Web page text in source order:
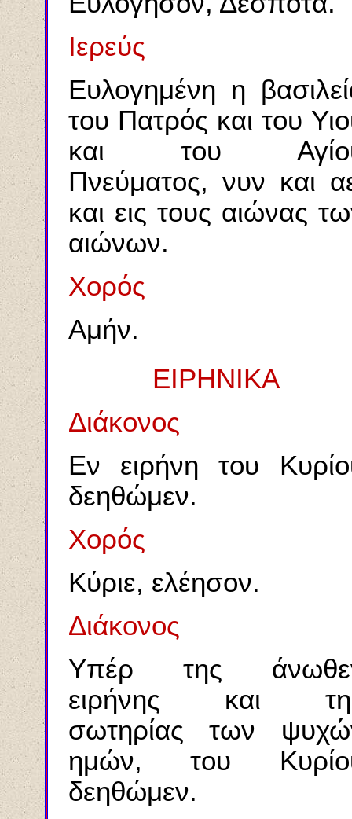
Ιερεύς
Ευλογημένη η
του Πατρός και του
και του
Πνεύματος, νυν και
και εις τους αιώνας
αιώνων.
Χορός
Αμήν.
ΕΙΡΗΝΙΚΑ
Διάκονος
Εν ειρήνη του
δεηθώμεν.
Χορός
Κύριε, ελέησον.
Διάκονος
Υπέρ της
ειρήνης και
σωτηρίας των
ημών, του
δεηθώμεν.